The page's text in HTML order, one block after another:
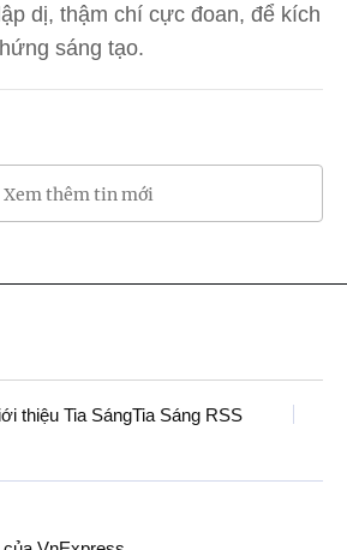
dị, thậm chí cực đoan, để kích
sáng tạo.
Xem thêm tin mới
thiệu Tia SángTia Sáng RSS